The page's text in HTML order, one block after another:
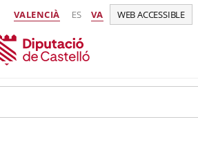
VALENCIÀ ES VA WEB ACCESSIBLE